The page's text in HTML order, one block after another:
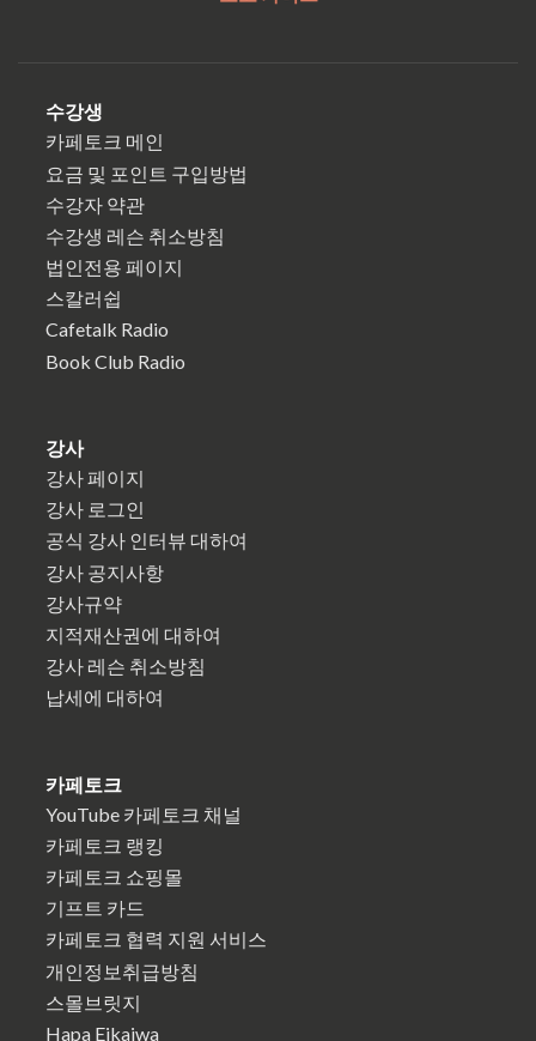
수강생
카페토크 메인
요금 및 포인트 구입방법
수강자 약관
수강생 레슨 취소방침
법인전용 페이지
스칼러쉽
Cafetalk Radio
Book Club Radio
강사
강사 페이지
강사 로그인
공식 강사 인터뷰 대하여
강사 공지사항
강사규약
지적재산권에 대하여
강사 레슨 취소방침
납세에 대하여
카페토크
YouTube 카페토크 채널
카페토크 랭킹
카페토크 쇼핑몰
기프트 카드
카페토크 협력 지원 서비스
개인정보취급방침
스몰브릿지
Hapa Eikaiwa